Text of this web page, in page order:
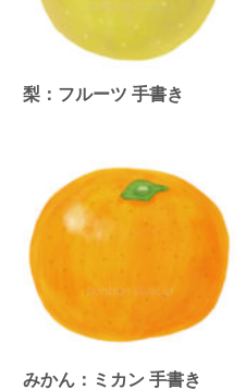
梨：フルーツ 手書き
みかん：ミカン 手書き